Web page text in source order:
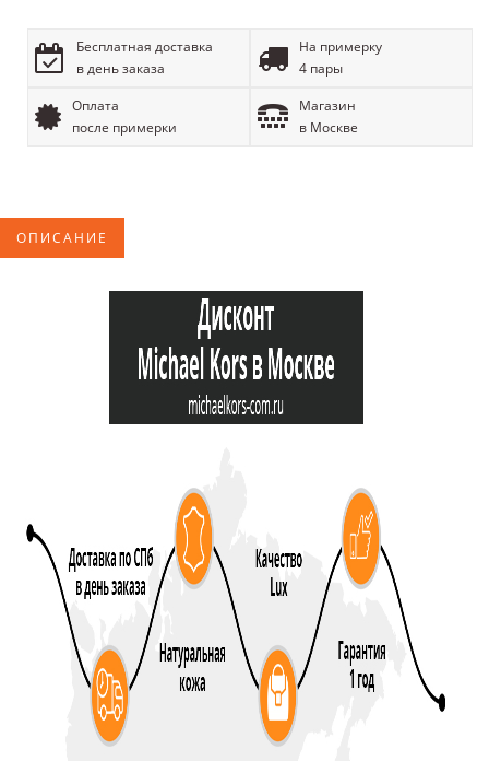
Бесплатная доставка
в день заказа
На примерку
4 пары
Оплата
после примерки
Магазин
в Москве
ОПИСАНИЕ